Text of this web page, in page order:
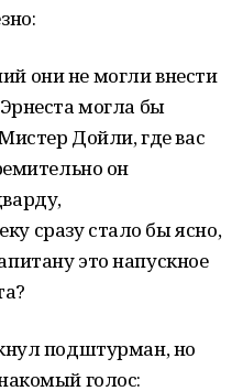
они не могли внести
могла бы
Дойли, где вас
он
сразу стало бы ясно,
это напускное
подштурман, но
голос: